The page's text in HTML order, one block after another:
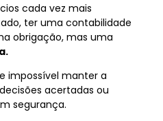
cada vez mais
ter uma contabilidade
obrigação, mas uma
impossível manter a
acertadas ou
segurança.